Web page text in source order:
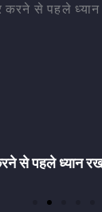
से पहले ध्यान रखने